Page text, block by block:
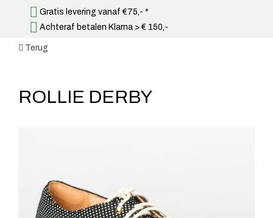
Gratis levering vanaf €75,- *
Achteraf betalen Klarna > € 150,-
Terug
ROLLIE DERBY